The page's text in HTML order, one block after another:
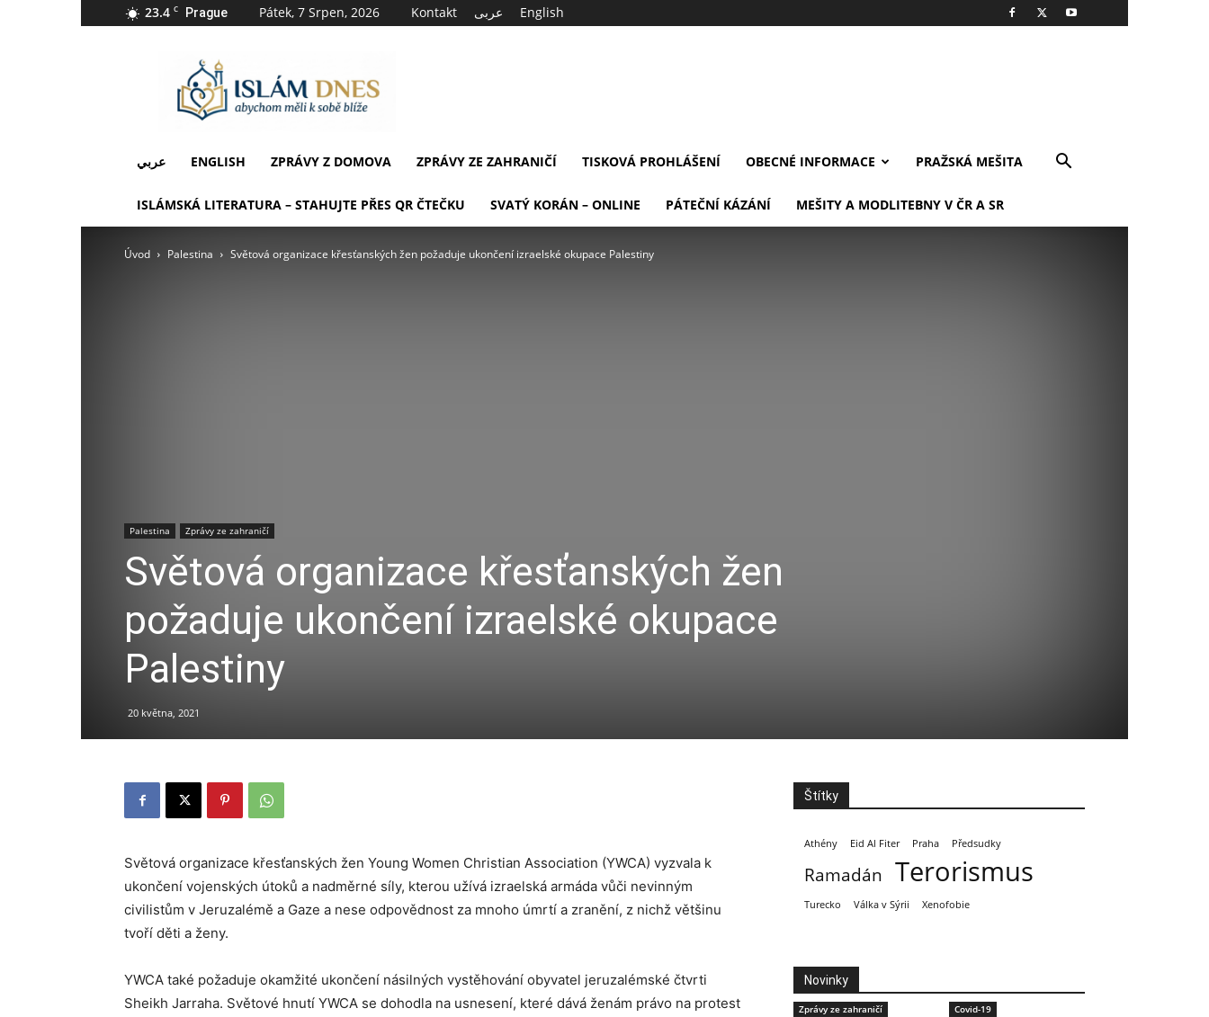
23.4 C Prague Pátek, 7 Srpen, 2026 Kontakt عربى English
عربي ENGLISH ZPRÁVY Z DOMOVA ZPRÁVY ZE ZAHRANIČÍ TISKOVÁ PROHLÁŠENÍ OBECNÉ INFORMACE PRAŽSKÁ MEŠITA
ISLÁMSKÁ LITERATURA – STAHUJTE PŘES QR ČTEČKU SVATÝ KORÁN – ONLINE PÁTEČNÍ KÁZÁNÍ MEŠITY A MODLITEBNY V ČR A SR
Úvod Palestina Světová organizace křesťanských žen požaduje ukončení izraelské okupace Palestiny
Palestina Zprávy ze zahraničí
Světová organizace křesťanských žen
požaduje ukončení izraelské okupace
Palestiny
20 května, 2021
Světová organizace křesťanských žen Young Women Christian Association (YWCA) vyzvala k
ukončení vojenských útoků a nadměrné síly, kterou užívá izraelská armáda vůči nevinným
civilistům v Jeruzalémě a Gaze a nese odpovědnost za mnoho úmrtí a zranění, z nichž většinu
tvoří děti a ženy.
YWCA také požaduje okamžité ukončení násilných vystěhování obyvatel jeruzalémské čtvrti
Sheikh Jarraha. Světové hnutí YWCA se dohodla na usnesení, které dává ženám právo na protest
Štítky
Athény Eid Al Fiter Praha Předsudky
Ramadán Terorismus
Turecko Válka v Sýrii Xenofobie
Novinky
Zprávy ze zahraničí Covid-19